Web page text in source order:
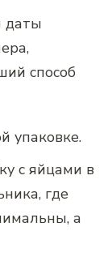
даты
способ
упаковке.
с яйцами в
где
а